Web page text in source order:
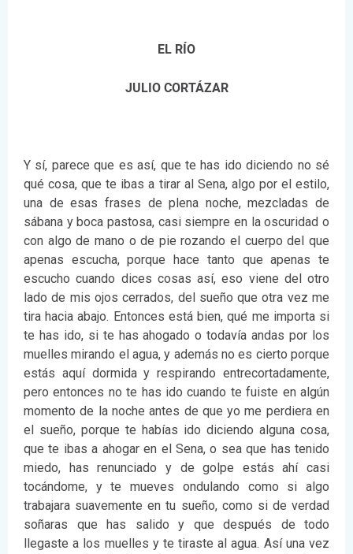
EL RÍO
JULIO CORTÁZAR
Y sí, parece que es así, que te has ido diciendo no sé
qué cosa, que te ibas a tirar al Sena, algo por el estilo,
una de esas frases de plena noche, mezcladas de
sábana y boca pastosa, casi siempre en la oscuridad o
con algo de mano o de pie rozando el cuerpo del que
apenas escucha, porque hace tanto que apenas te
escucho cuando dices cosas así, eso viene del otro
lado de mis ojos cerrados, del sueño que otra vez me
tira hacia abajo. Entonces está bien, qué me importa si
te has ido, si te has ahogado o todavía andas por los
muelles mirando el agua, y además no es cierto porque
estás aquí dormida y respirando entrecortadamente,
pero entonces no te has ido cuando te fuiste en algún
momento de la noche antes de que yo me perdiera en
el sueño, porque te habías ido diciendo alguna cosa,
que te ibas a ahogar en el Sena, o sea que has tenido
miedo, has renunciado y de golpe estás ahí casi
tocándome, y te mueves ondulando como si algo
trabajara suavemente en tu sueño, como si de verdad
soñaras que has salido y que después de todo
llegaste a los muelles y te tiraste al agua. Así una vez